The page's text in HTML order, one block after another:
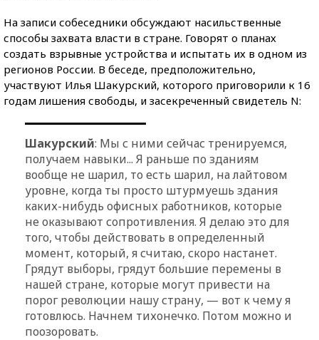
На записи собеседники обсуждают насильственные
способы захвата власти в стране. Говорят о планах
создать взрывные устройства и испытать их в одном из
регионов России. В беседе, предположительно,
участвуют Илья Шакурский, которого приговорили к 16
годам лишения свободы, и засекреченный свидетель N:
Шакурский: Мы с ними сейчас тренируемся,
получаем навыки... Я раньше по зданиям
вообще не шарил, то есть шарил, на лайтовом
уровне, когда ты просто штурмуешь здания
каких-нибудь офисных работников, которые
не оказывают сопротивления. Я делаю это для
того, чтобы действовать в определенный
момент, который, я считаю, скоро настанет.
Грядут выборы, грядут большие перемены в
нашей стране, которые могут привести на
порог революции нашу страну, — вот к чему я
готовлюсь. Начнем тихонечко. Потом можно и
поозоровать.